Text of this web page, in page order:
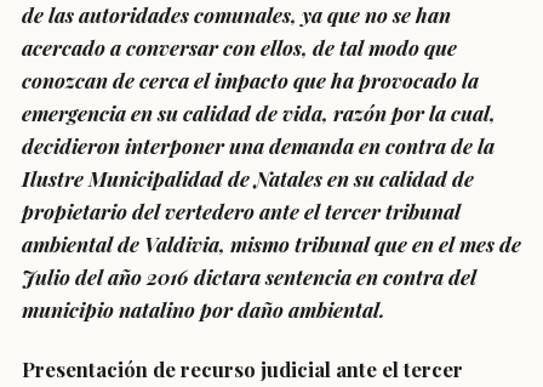
de las autoridades comunales, ya que no se han
acercado a conversar con ellos, de tal modo que
conozcan de cerca el impacto que ha provocado la
emergencia en su calidad de vida, razón por la cual,
decidieron interponer una demanda en contra de la
Ilustre Municipalidad de Natales en su calidad de
propietario del vertedero ante el tercer tribunal
ambiental de Valdivia, mismo tribunal que en el mes de
Julio del año 2016 dictara sentencia en contra del
municipio natalino por daño ambiental.
Presentación de recurso judicial ante el tercer